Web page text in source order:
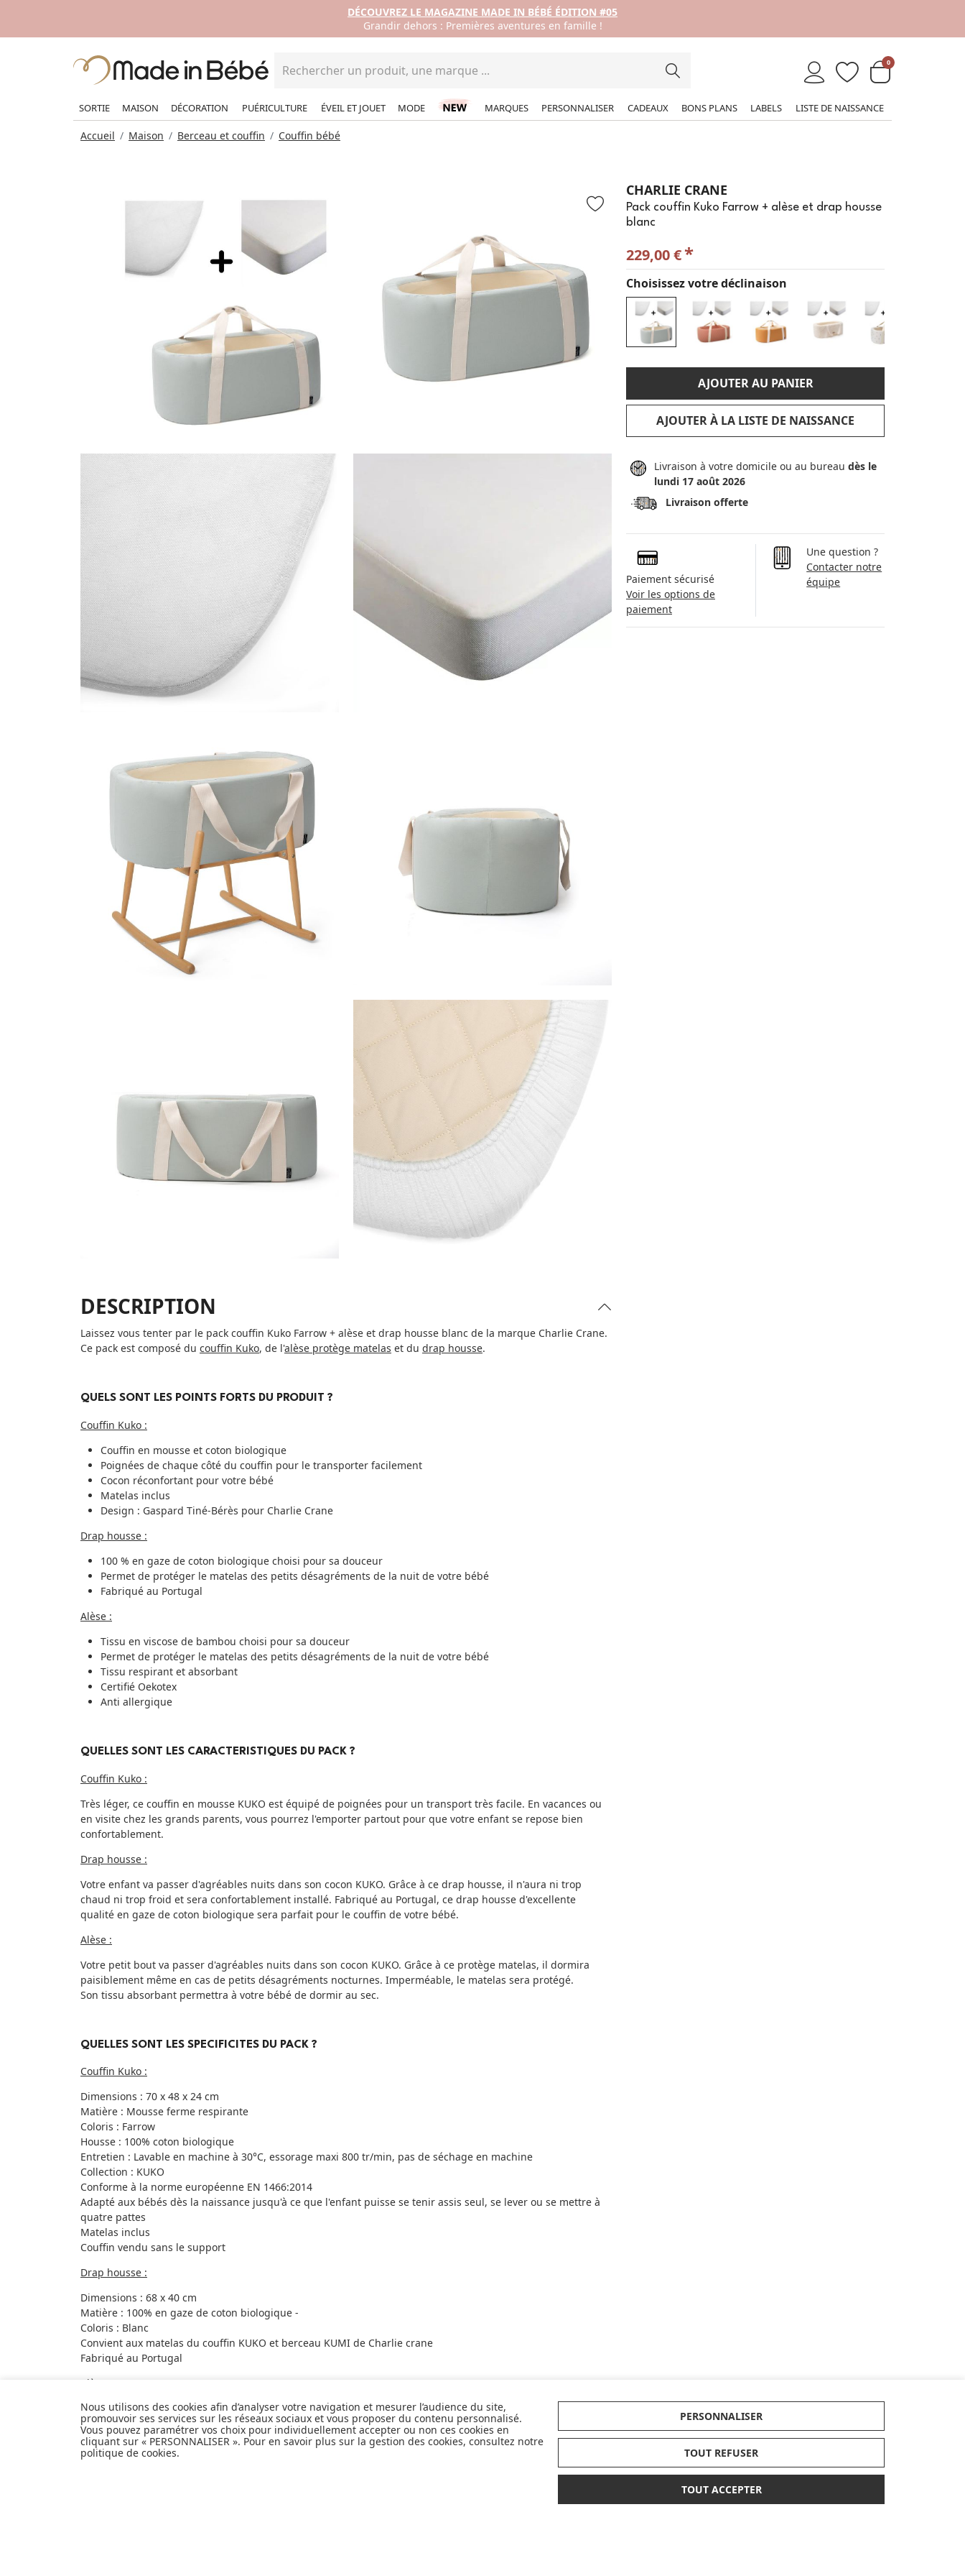
DÉCOUVREZ LE MAGAZINE MADE IN BÉBÉ ÉDITION #05
Grandir dehors : Premières aventures en famille !
0
SORTIE MAISON DÉCORATION PUÉRICULTURE ÉVEIL ET JOUET MODE MARQUES PERSONNALISER CADEAUX BONS PLANS LABELS LISTE DE NAISSANCE
Accueil Maison Berceau et couffin Couffin bébé
CHARLIE CRANE
Pack couffin Kuko Farrow + alèse et drap housse
blanc
229,00 €*
Choisissez votre déclinaison
AJOUTER AU PANIER
AJOUTER À LA LISTE DE NAISSANCE
Livraison à votre domicile ou au bureaudès le
lundi 17 août 2026
Livraison offerte
Paiement sécurisé
Voir les options de
paiement
Une question ?
Contacter notre
équipe
DESCRIPTION
Laissez vous tenter par le pack couffin Kuko Farrow + alèse et drap housse blanc de la marque Charlie Crane.
Ce pack est composé du couffin Kuko, de l'alèse protège matelas et du drap housse.
QUELS SONT LES POINTS FORTS DU PRODUIT ?
Couffin Kuko :
Couffin en mousse et coton biologique
Poignées de chaque côté du couffin pour le transporter facilement
Cocon réconfortant pour votre bébé
Matelas inclus
Design : Gaspard Tiné-Bérès pour Charlie Crane
Drap housse :
100 % en gaze de coton biologique choisi pour sa douceur
Permet de protéger le matelas des petits désagréments de la nuit de votre bébé
Fabriqué au Portugal
Alèse :
Tissu en viscose de bambou choisi pour sa douceur
Permet de protéger le matelas des petits désagréments de la nuit de votre bébé
Tissu respirant et absorbant
Certifié Oekotex
Anti allergique
QUELLES SONT LES CARACTERISTIQUES DU PACK ?
Couffin Kuko :
Très léger, ce couffin en mousse KUKO est équipé de poignées pour un transport très facile. En vacances ou
en visite chez les grands parents, vous pourrez l'emporter partout pour que votre enfant se repose bien
confortablement.
Drap housse :
Votre enfant va passer d'agréables nuits dans son cocon KUKO. Grâce à ce drap housse, il n'aura ni trop
chaud ni trop froid et sera confortablement installé. Fabriqué au Portugal, ce drap housse d'excellente
qualité en gaze de coton biologique sera parfait pour le couffin de votre bébé.
Alèse :
Votre petit bout va passer d'agréables nuits dans son cocon KUKO. Grâce à ce protège matelas, il dormira
paisiblement même en cas de petits désagréments nocturnes. Imperméable, le matelas sera protégé.
Son tissu absorbant permettra à votre bébé de dormir au sec.
QUELLES SONT LES SPECIFICITES DU PACK ?
Couffin Kuko :
Dimensions : 70 x 48 x 24 cm
Matière : Mousse ferme respirante
Coloris : Farrow
Housse : 100% coton biologique
Entretien : Lavable en machine à 30°C, essorage maxi 800 tr/min, pas de séchage en machine
Collection : KUKO
Conforme à la norme européenne EN 1466:2014
Adapté aux bébés dès la naissance jusqu'à ce que l'enfant puisse se tenir assis seul, se lever ou se mettre à
quatre pattes
Matelas inclus
Couffin vendu sans le support
Drap housse :
Dimensions : 68 x 40 cm
Matière : 100% en gaze de coton biologique -
Coloris : Blanc
Convient aux matelas du couffin KUKO et berceau KUMI de Charlie crane
Fabriqué au Portugal
Alèse :
Dimensions : 65 x 35 cm
Matière : 80% Viscose de bambou et 20% polyester
Convient aux matelas du berceau KUKO de charlie crane
Certifié Oekotex
Nous utilisons des cookies afin d’analyser votre navigation et mesurer l’audience du site,
promouvoir ses services sur les réseaux sociaux et vous proposer du contenu personnalisé.
Vous pouvez paramétrer vos choix pour individuellement accepter ou non ces cookies en
cliquant sur « PERSONNALISER ». Pour en savoir plus sur la gestion des cookies, consultez notre
politique de cookies.
PERSONNALISER
TOUT REFUSER
TOUT ACCEPTER